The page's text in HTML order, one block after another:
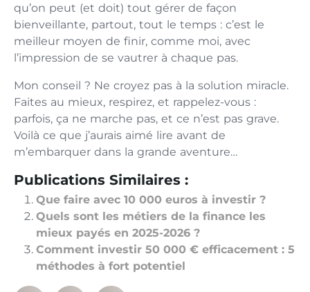
qu’on peut (et doit) tout gérer de façon
bienveillante, partout, tout le temps : c’est le
meilleur moyen de finir, comme moi, avec
l’impression de se vautrer à chaque pas.
Mon conseil ? Ne croyez pas à la solution miracle.
Faites au mieux, respirez, et rappelez-vous :
parfois, ça ne marche pas, et ce n’est pas grave.
Voilà ce que j’aurais aimé lire avant de
m’embarquer dans la grande aventure…
Publications Similaires :
Que faire avec 10 000 euros à investir ?
Quels sont les métiers de la finance les
mieux payés en 2025-2026 ?
Comment investir 50 000 € efficacement : 5
méthodes à fort potentiel